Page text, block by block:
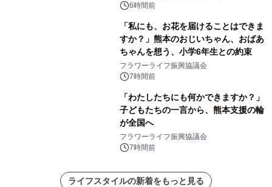
6時間前
「私にも、お花を届けることはできま
すか？」熊本のおじいちゃん、おばあ
ちゃんを想う、小学6年生との約束
フラワーライフ振興協議会
7時間前
「わたしたちにも何かできますか？」
子どもたちの一言から、熊本支援の輪
が全国へ
フラワーライフ振興協議会
7時間前
ライフスタイルの新着をもっと見る